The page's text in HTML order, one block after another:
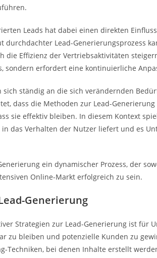
Leads hat dabei einen direkten
durchdachter Lead-Generierungsprozess
die Effizienz der Vertriebsaktivitäten
sondern erfordert eine kontinuierliche
sich ständig an die sich verändernden
dass die Methoden zur Lead-
sie effektiv bleiben. In diesem Kontext
das Verhalten der Nutzer liefert und es
ein dynamischer Prozess, der
Online-Markt erfolgreich zu sein.
Generierung
Strategien zur Lead-Generierung ist für
zu bleiben und potenzielle Kunden zu
Techniken, bei denen Inhalte erstellt